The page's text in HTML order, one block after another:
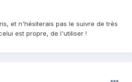
et n'hésiterais pas le suivre de très
est propre, de l'utiliser !